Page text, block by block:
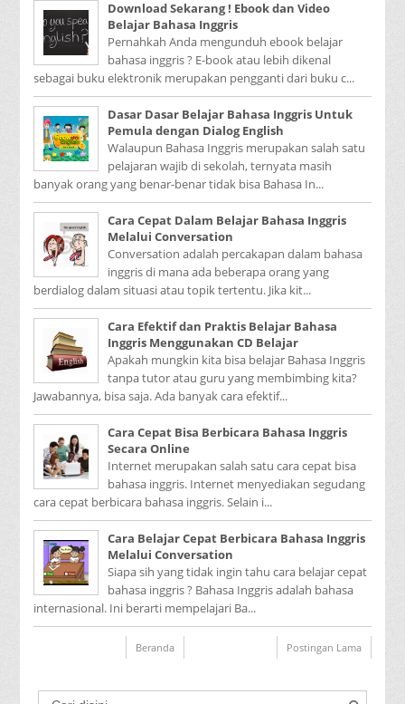
Download Sekarang ! Ebook dan Video
Belajar Bahasa Inggris
Pernahkah Anda mengunduh ebook belajar
bahasa inggris ? E-book atau lebih dikenal
sebagai buku elektronik merupakan pengganti dari buku c...
Dasar Dasar Belajar Bahasa Inggris Untuk
Pemula dengan Dialog English
Walaupun Bahasa Inggris merupakan salah satu
pelajaran wajib di sekolah, ternyata masih
banyak orang yang benar-benar tidak bisa Bahasa In...
Cara Cepat Dalam Belajar Bahasa Inggris
Melalui Conversation
Conversation adalah percakapan dalam bahasa
inggris di mana ada beberapa orang yang
berdialog dalam situasi atau topik tertentu. Jika kit...
Cara Efektif dan Praktis Belajar Bahasa
Inggris Menggunakan CD Belajar
Apakah mungkin kita bisa belajar Bahasa Inggris
tanpa tutor atau guru yang membimbing kita?
Jawabannya, bisa saja. Ada banyak cara efektif...
Cara Cepat Bisa Berbicara Bahasa Inggris
Secara Online
Internet merupakan salah satu cara cepat bisa
bahasa inggris. Internet menyediakan segudang
cara cepat berbicara bahasa inggris. Selain i...
Cara Belajar Cepat Berbicara Bahasa Inggris
Melalui Conversation
Siapa sih yang tidak ingin tahu cara belajar cepat
bahasa inggris ? Bahasa Inggris adalah bahasa
internasional. Ini berarti mempelajari Ba...
Postingan Lama
Beranda